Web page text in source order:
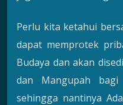
Perlu kita ketahui
dapat memprotek
Budaya dan akan
dan Mangupah
sehingga nantinya